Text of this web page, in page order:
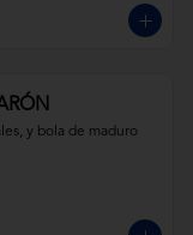
y bola de maduro